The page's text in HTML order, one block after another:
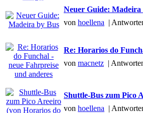
Neuer Guide: Madeira
von hoellena |
Re: Horarios do
von macnetz |
Shuttle-Bus zum Pico
von hoellena |